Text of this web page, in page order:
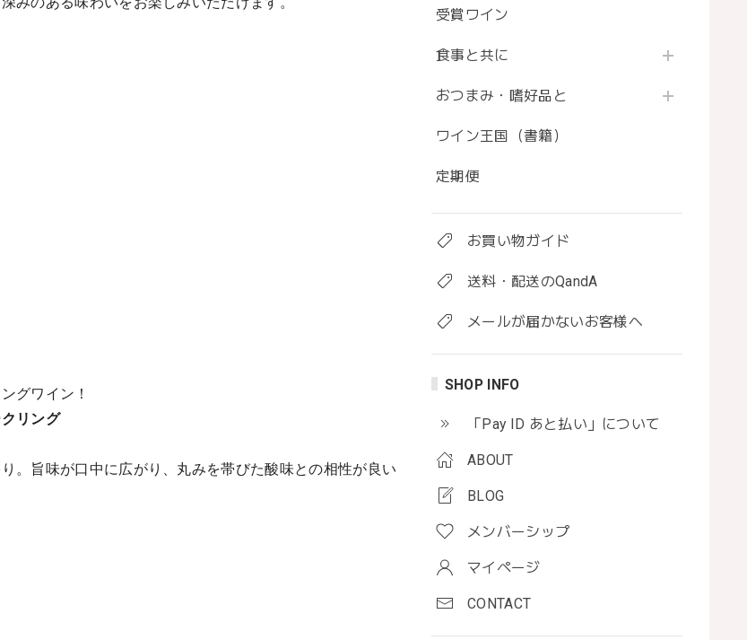
受賞ワイン
食事と共に
おつまみ・嗜好品と
ワイン王国（書籍）
定期便
お買い物ガイド
送料・配送のQandA
メールが届かないお客様へ
SHOP INFO
「Pay ID あと払い」について
ABOUT
BLOG
メンバーシップ
マイページ
CONTACT
グワイン！
リング
。旨味が口中に広がり、丸みを帯びた酸味との相性が良い